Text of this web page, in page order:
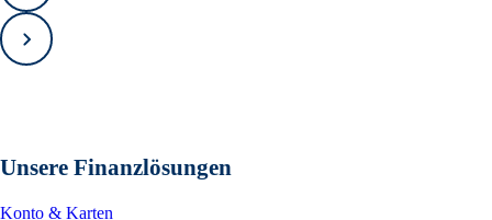
Zurück
Vorwärts
Unsere Finanzlösungen
Konto & Karten